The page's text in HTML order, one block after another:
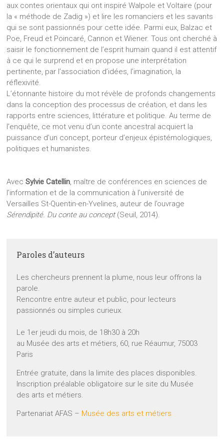
aux contes orientaux qui ont inspiré Walpole et Voltaire (pour
la « méthode de Zadig ») et lire les romanciers et les savants
qui se sont passionnés pour cette idée. Parmi eux, Balzac et
Poe, Freud et Poincaré, Cannon et Wiener. Tous ont cherché à
saisir le fonctionnement de l’esprit humain quand il est attentif
à ce qui le surprend et en propose une interprétation
pertinente, par l’association d’idées, l’imagination, la
réflexivité.
L’étonnante histoire du mot révèle de profonds changements
dans la conception des processus de création, et dans les
rapports entre sciences, littérature et politique. Au terme de
l’enquête, ce mot venu d’un conte ancestral acquiert la
puissance d’un concept, porteur d’enjeux épistémologiques,
politiques et humanistes.
AvecSylvie Catellin, maître de conférences en sciences de
l’information et de la communication à l’université de
Versailles St-Quentin-en-Yvelines, auteur de l’ouvrage
Sérendipité. Du conte au concept(Seuil, 2014).
Paroles d’auteurs
Les chercheurs prennent la plume, nous leur offrons la
parole.
Rencontre entre auteur et public, pour lecteurs
passionnés ou simples curieux.
Le 1er jeudi du mois, de 18h30 à 20h
au Musée des arts et métiers, 60, rue Réaumur, 75003
Paris
Entrée gratuite, dans la limite des places disponibles.
Inscription préalable obligatoire sur le site du Musée
des arts et métiers.
Partenariat AFAS – Musée des arts et métiers